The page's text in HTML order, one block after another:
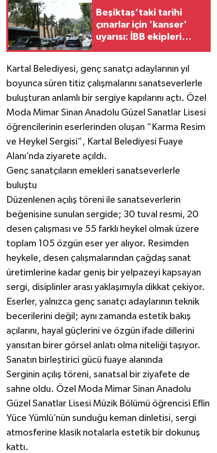
Beşiktaş’taki tarihi
çınarlar için 'kanser'
uyarısı: İBB ekipleri
Kartal Belediyesi, genç sanatçı adaylarının yıl
boyunca süren titiz çalışmalarını sanatseverlerle
buluşturan anlamlı bir sergiye kapılarını açtı. Özel
Moda Mimar Sinan Anadolu Güzel Sanatlar Lisesi
öğrencilerinin eserlerinden oluşan “Karma Resim
ve Heykel Sergisi”, Kartal Belediyesi Fuaye
Alanı’nda ziyarete açıldı.
Genç sanatçıların emekleri sanatseverlerle
buluştu
Düzenlenen açılış töreni ile sanatseverlerin
beğenisine sunulan sergide; 30 tuval resmi, 20
desen çalışması ve 55 farklı heykel olmak üzere
toplam 105 özgün eser yer alıyor. Resimden
heykele, desen çalışmalarından çağdaş sanat
üretimlerine kadar geniş bir yelpazeyi kapsayan
sergi, disiplinler arası yaklaşımıyla dikkat çekiyor.
Eserler, yalnızca genç sanatçı adaylarının teknik
becerilerini değil; aynı zamanda estetik bakış
açılarını, hayal güçlerini ve özgün ifade dillerini
yansıtan birer görsel anlatı olma niteliği taşıyor.
Sanatın birleştirici gücü fuaye alanında
Serginin açılış töreni, sanatsal bir ziyafete de
sahne oldu. Özel Moda Mimar Sinan Anadolu
Güzel Sanatlar Lisesi Müzik Bölümü öğrencisi Eflin
Yüce Yümlü’nün sunduğu keman dinletisi, sergi
atmosferine klasik notalarla estetik bir dokunuş
kattı.